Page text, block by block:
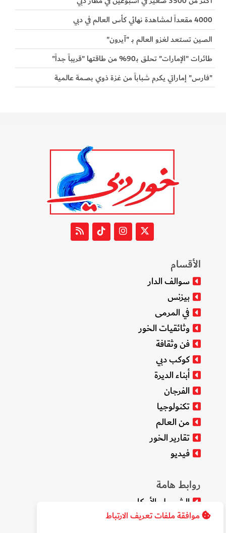
4000 مقعداً لمشاهدة نهائي كأس العالم في دبي
الصين تستعد لغزو العالم بـ "آيرون"
طائرات "الإمارات" تحلق بـ90% من طاقتها "قريباً جداً"
"فارس" إماراتي يكرم شباباً من غزة ذوي بصمة عالمية
موافقة ملفات تعريف الارتباط
الأقسام
سوالف الدار
بيزنس
في المرمى
وثائقيات الخور
فن وثقافة
كوكب دبي
أبناء الديرة
الفرجان
تكنولوجيا
من العالم
تقارير الخور
فيديو
روابط هامة
الشروط والأحكام
سياسة الخصوصية